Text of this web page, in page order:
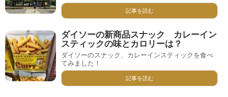
記事を読む
ダイソーの新商品スナック カレーイン
スティックの味とカロリーは？
ダイソーのスナック、カレーインスティックを食べ
てみました！
記事を読む